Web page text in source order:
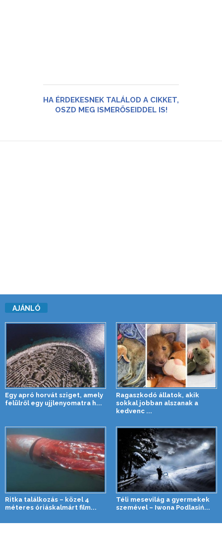
HA ÉRDEKESNEK TALÁLOD A CIKKET,
OSZD MEG ISMERŐSEIDDEL IS!
AJÁNLÓ
Egy apró horvát sziget, amely
felülről egy ujjlenyomatra h...
Ragaszkodó állatok, akik
sokkal jobban alszanak a
kedvenc ...
Ritka találkozás – közel 4
méteres óriáskalmárt film...
Téli mesevilág a gyermekek
szemével – Iwona Podlasiń...